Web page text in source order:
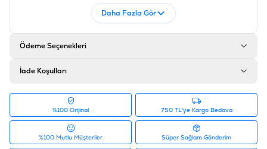
Tuvalet kabına konulan kumu 5-7 gün içerisnde tekrar
tabana yapışmaması için tazeleyin
Değiştirmek istediğiniz kumu tuvalete değil çöp kutusuna
döünüz.
Ürün Filtreleri
Barkod
:
8411514805463
Tedarikçi Ürün Kodu
512-001K
Daha Fazla Gör
Ödeme Seçenekleri
İade Koşulları
%100 Orijinal 750 TL'ye Kargo Bedava
%100 Mutlu Müşteriler Süper Sağlam Gönderim